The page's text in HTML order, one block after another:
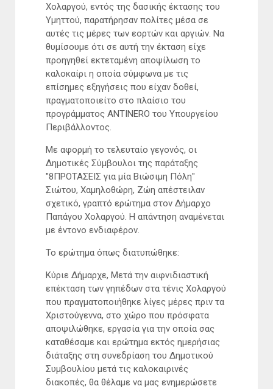
Χολαργού, εντός της δασικής έκτασης του
Υμηττού, παρατήρησαν πολίτες μέσα σε
αυτές τις μέρες των εορτών και αργιών. Να
θυμίσουμε ότι σε αυτή την έκταση είχε
προηγηθεί εκτεταμένη αποψίλωση το
καλοκαίρι η οποία σύμφωνα με τις
επίσημες εξηγήσεις που είχαν δοθεί,
πραγματοποιείτο στο πλαίσιο του
προγράμματος ANTINERO του Υπουργείου
Περιβάλλοντος.
Με αφορμή το τελευταίο γεγονός, οι
Δημοτικές Σύμβουλοι της παράταξης
"8ΠΡΟΤΑΣΕΙΣ για μία Βιώσιμη Πόλη"
Σιώτου, Χαμηλοθώρη, Ζώη απέστειλαν
σχετικό, γραπτό ερώτημα στον Δήμαρχο
Παπάγου Χολαργού. Η απάντηση αναμένεται
με έντονο ενδιαφέρον.
Το ερώτημα όπως διατυπώθηκε:
Κύριε Δήμαρχε, Μετά την αιφνιδιαστική
επέκταση των γηπέδων στα τένις Χολαργού
που πραγματοποιήθηκε λίγες μέρες πριν τα
Χριστούγεννα, στο χώρο που πρόσφατα
αποψιλώθηκε, εργασία για την οποία σας
καταθέσαμε και ερώτημα εκτός ημερήσιας
διάταξης στη συνεδρίαση του Δημοτικού
Συμβουλίου μετά τις καλοκαιρινές
διακοπές, θα θέλαμε να μας ενημερώσετε